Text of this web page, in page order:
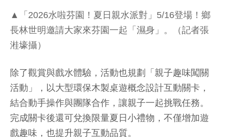
▲「2026水啦芬園！夏日親水派對」5/16登場！鄉
長林世明邀請大家來芬園一起「濕身」。（記者張
溎壕攝）
除了觀賞與戲水體驗，活動也規劃「親子趣味闖關
活動」，以大型環保木製桌遊概念設計互動關卡，
結合動手操作與團隊合作，讓親子一起挑戰任務。
完成關卡後還可兌換限量夏日小禮物，不僅增加遊
戲趣味，也提升親子互動品質。